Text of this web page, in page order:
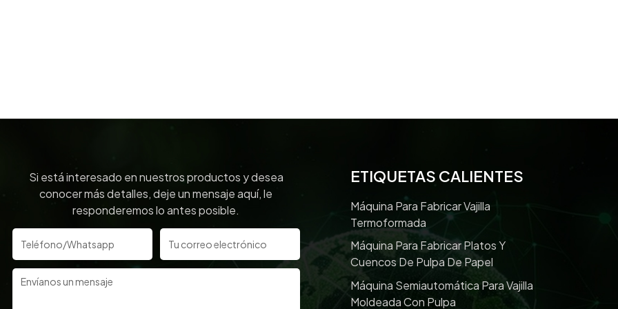
Si está interesado en nuestros productos y desea
conocer más detalles, deje un mensaje aquí, le
responderemos lo antes posible.
ETIQUETAS CALIENTES
Máquina Para Fabricar Vajilla
Termoformada
Máquina Para Fabricar Platos Y
Cuencos De Pulpa De Papel
Máquina Semiautomática Para Vajilla
Moldeada Con Pulpa